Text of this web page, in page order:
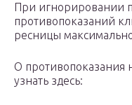
При игнорировании
противопоказаний
ресницы
О
узнать здесь: